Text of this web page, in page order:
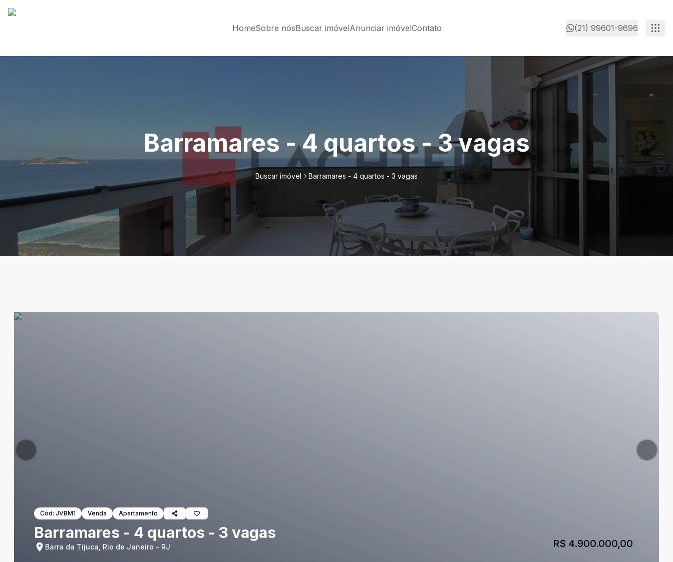
HomeSobre nósBuscar imóvelAnunciar imóvelContato (21) 99601-9696
Barramares - 4 quartos - 3 vagas
Buscar imóvel Barramares - 4 quartos - 3 vagas
Cód: JVBM1 Venda Apartamento
Barramares - 4 quartos - 3 vagas
Barra da Tijuca, Rio de Janeiro - RJ R$ 4.900.000,00